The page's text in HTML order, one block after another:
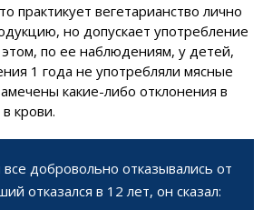
практикует вегетарианство лично
но допускает употребление
по ее наблюдениям, у детей,
1 года не употребляли мясные
какие-либо отклонения в
крови.
добровольно отказывались от
отказался в 12 лет, он сказал: